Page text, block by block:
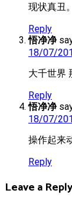
现状真丑。
Reply
悟净净
18/07/
大千世界
Reply
悟净净
18/07/
操作起来
Reply
Leave a Reply